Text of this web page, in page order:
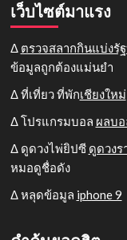
เว็บไซต์มาแรง
Δ ตรวจสลากกินแบ่งรั
ข้อมูลถูกต้องแม่นยำ
Δ ที่เที่ยว ที่พักเชียงใหม่
Δ โปรแกรมบอล ผลบ
Δ ดูดวงไพ่ยิปซี ดูดวงร
หมอดูชื่อดัง
Δ หลุดข้อมูล iphone 9